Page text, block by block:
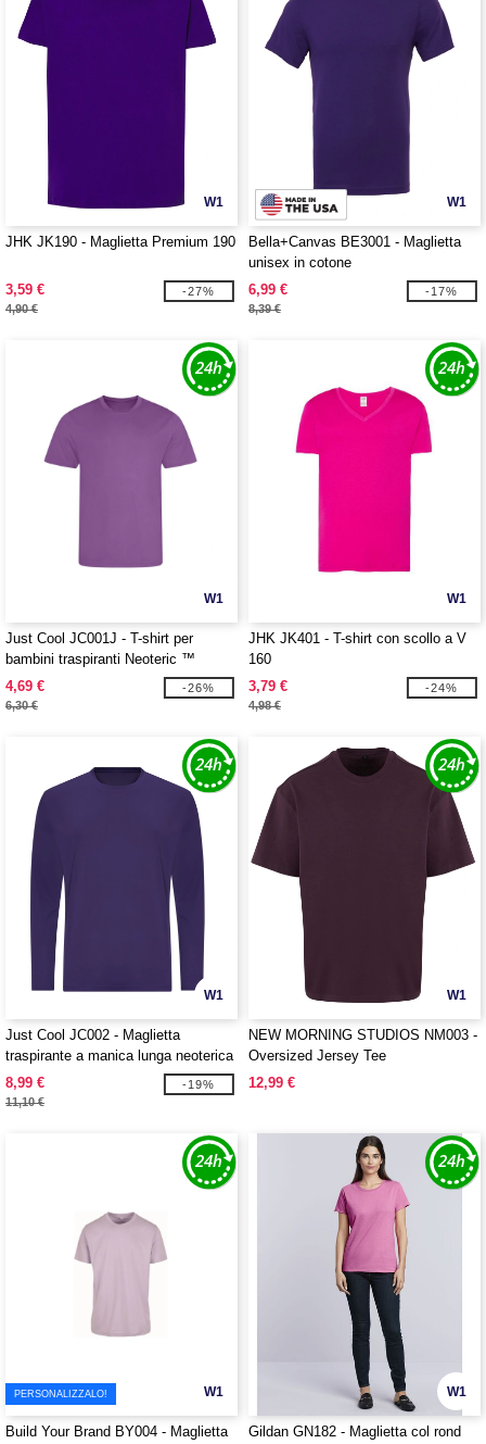
W1
JHK JK190 - Maglietta Premium 190
3,59 €
4,90 €
-27%
W1
Bella+Canvas BE3001 - Maglietta
unisex in cotone
6,99 €
8,39 €
-17%
W1
Just Cool JC001J - T-shirt per
bambini traspiranti Neoteric ™
4,69 €
6,30 €
-26%
W1
JHK JK401 - T-shirt con scollo a V
160
3,79 €
4,98 €
-24%
W1
Just Cool JC002 - Maglietta
traspirante a manica lunga neoterica
™
8,99 €
11,10 €
-19%
W1
NEW MORNING STUDIOS NM003 -
Oversized Jersey Tee
12,99 €
W1
PERSONALIZZALO!
Build Your Brand BY004 - Maglietta
W1
Gildan GN182 - Maglietta col rond